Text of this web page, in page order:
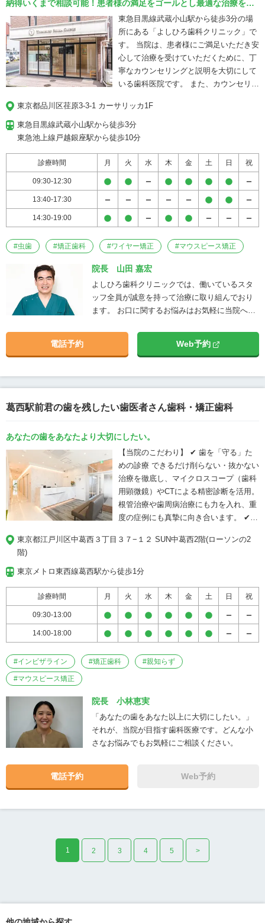
クスしながら治療を受けられるよう心が
けております。スロープを設置し、バリ
アフリー化を図っているため、車椅子・
ベビーカーの方もお越しいただけます。
経験豊富な歯科医師が丁寧に対応し、患
者様一人一人に寄り添います。歯の健康
ぜひ当院にお気軽にご相談ください。ご
来院お待ちしております。
東京都品川区荏原3-3-1 カーサリッカ1F
東急目黒線武蔵小山駅から徒歩3分
東急池上線戸越銀座駅から徒歩10分
診療時間 月 火 水 木 金 土 日 祝
09:30-12:30
13:40-17:30
14:30-19:00
#虫歯 #矯正歯科 #ワイヤー矯正 #マウスピース矯正
納得いくまで相談可能！患者様の満足をゴールとし最適な治療を提
案する歯科医院
東急目黒線武蔵小山駅から徒歩3分の場
所にある「よしひろ歯科クリニック」で
す。 当院は、患者様にご満足いただき安
心して治療を受けていただくために、丁
寧なカウンセリングと説明を大切にして
いる歯科医院です。 また、カウンセリン
療を提供するために、当院では様々な部
分に気を配っています。 ・歯科技工士が
在籍 患者様に良質な治療を提供すること
も大切にしています。 歯科技工士が在籍
し、密に連携を取れる状態にすること
で、精密でありながらも素早く患者様の
補綴物を作成し治療スピードを上げられ
るようにしています。 ・チーム医療の実
施 良質な治療を提供するためにチーム医
療も導入しています。患者様にとって最
適な治療は何か、さまざまな視点で確認
して最良の提案ができるよう心掛けてい
ますので、お気軽にご相談ください。 ・
麻酔科医による静脈内鎮静法 インプラン
ト手術に興味があっても、手術自体に恐
切れない方もいらっしゃると思います。
このような方にも安心して治療に臨んで
いただけるよう、当院では眠っているよ
施や、お子様の診療では小児歯科に精通
な方にも安心して治療を受けていただけ
るよう心がけています。 お口に関わるお
悩みや苦痛をいち早く取り除けるようス
タッフ一同精一杯対応しますので、武蔵
小山周辺で歯科医院をお探しの方はお気
軽に「よしひろ歯科クリニック」へご相
談ください。
院長 山田 嘉宏
よしひろ歯科クリニックでは、働いているスタ
ッフ全員が誠意を持って治療に取り組んでおり
ます。 お口に関するお悩みはお気軽に当院へご
電話予約 Web予約
葛西駅前君の歯を残したい歯医者さん歯科・矯正歯科
東京都江戸川区中葛西３丁目３７−１２ SUN中葛西2階(ローソンの2
階)
東京メトロ東西線葛西駅から徒歩1分
診療時間 月 火 水 木 金 土 日 祝
09:30-13:00
14:00-18:00
#インビザライン #矯正歯科 #親知らず
#マウスピース矯正
あなたの歯をあなたより大切にしたい。
【当院のこだわり】 ✔ 歯を「守る」た
めの診療 できるだけ削らない・抜かない
治療を徹底し、マイクロスコープ（歯科
用顕微鏡）やCTによる精密診断を活用。
根管治療や歯周病治療にも力を入れ、重
度の症例にも真摯に向き合います。 ✔
明 専門用語をなるべく使わず、写真や模
います。 納得して治療に臨んでいただけ
います。 ✔ 清潔で安心な院内環境 感染
予防を徹底し、清潔で落ち着いた空間づ
くりを大切にしています。 キッズスペー
スも完備しており、お子さま連れの方も
駅から徒歩1分の好アクセス 東京メトロ
す。 ■ 診療内容 一般歯科（むし歯・歯
周病治療） 根管治療（マイクロスコープ
対応） 小児歯科 予防歯科・定期検診 審
美歯科（ホワイトニング・セラミック治
療 セカンドオピニオン対応 ■ こんな方
はぜひご相談ください 他院で「抜歯が必
要」と言われたが、できれば残したい 長
たい ■ 患者さんの「これから」を支える
歯科医院でありたい 当院は、今ある問題
院長 小林恵実
「あなたの歯をあなた以上に大切にしたい。」
それが、当院が目指す歯科医療です。どんな小
さなお悩みでもお気軽にご相談ください。
電話予約 Web予約
1 2 3 4 5 >